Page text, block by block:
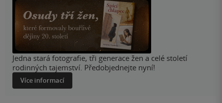
Jedna stará fotografie, tři generace žen a celé století
rodinných tajemství. Předobjednejte nyní!
Více informací